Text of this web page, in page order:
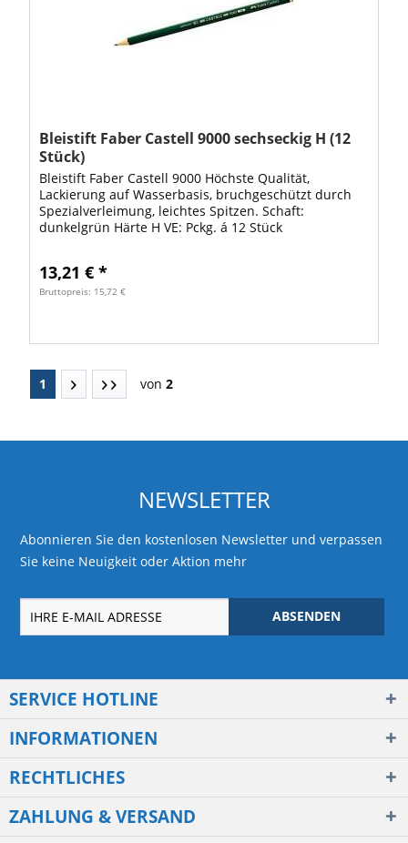
Bleistift Faber Castell 9000 sechseckig H (12
Stück)
Bleistift Faber Castell 9000 Höchste Qualität,
Lackierung auf Wasserbasis, bruchgeschützt durch
Spezialverleimung, leichtes Spitzen. Schaft:
dunkelgrün Härte H VE: Pckg. á 12 Stück
13,21 € *
Bruttopreis: 15,72 €
1 von 2
NEWSLETTER
Abonnieren Sie den kostenlosen Newsletter und verpassen
Sie keine Neuigkeit oder Aktion mehr
ABSENDEN
SERVICE HOTLINE
INFORMATIONEN
RECHTLICHES
ZAHLUNG & VERSAND